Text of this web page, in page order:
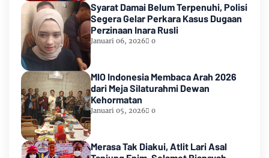
Syarat Damai Belum Terpenuhi, Polisi
Segera Gelar Perkara Kasus Dugaan
Perzinaan Inara Rusli
Januari 06, 2026 0
MIO Indonesia Membaca Arah 2026
dari Meja Silaturahmi Dewan
Kehormatan
Januari 05, 2026 0
Merasa Tak Diakui, Atlit Lari Asal